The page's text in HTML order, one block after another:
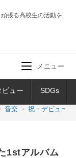
張る高校生の活動を
ビュー SDGs
メニュー
音楽 > 祝・デビュー1
1stアルバム